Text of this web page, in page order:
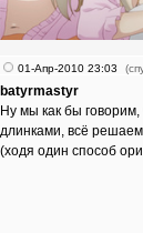
01-Апр-2010 23:03
batyrmastyr
Ну мы как бы говорим,
длинками, всё
(ходя один способ